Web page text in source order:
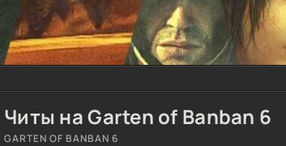
Читы на Garten of Banban 6
GARTEN OF BANBAN 6